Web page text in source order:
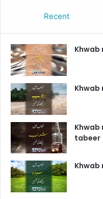
Recent
Khwab
Khwab
Khwab
tabeer
Khwab